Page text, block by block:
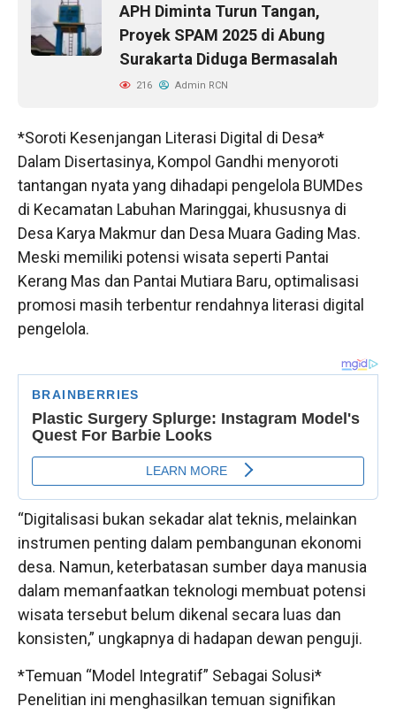
APH Diminta Turun Tangan,
Proyek SPAM 2025 di Abung
Surakarta Diduga Bermasalah
216 Admin RCN
*Soroti Kesenjangan Literasi Digital di Desa*
Dalam Disertasinya, Kompol Gandhi menyoroti
tantangan nyata yang dihadapi pengelola BUMDes
di Kecamatan Labuhan Maringgai, khususnya di
Desa Karya Makmur dan Desa Muara Gading Mas.
Meski memiliki potensi wisata seperti Pantai
Kerang Mas dan Pantai Mutiara Baru, optimalisasi
promosi masih terbentur rendahnya literasi digital
pengelola.
“Digitalisasi bukan sekadar alat teknis, melainkan
instrumen penting dalam pembangunan ekonomi
desa. Namun, keterbatasan sumber daya manusia
dalam memanfaatkan teknologi membuat potensi
wisata tersebut belum dikenal secara luas dan
konsisten,” ungkapnya di hadapan dewan penguji.
*Temuan “Model Integratif” Sebagai Solusi*
Penelitian ini menghasilkan temuan signifikan